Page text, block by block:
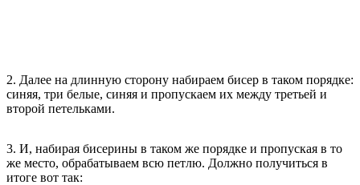
2. Далее на длинную сторону набираем бисер в таком порядке:
синяя, три белые, синяя и пропускаем их между третьей и
второй петельками.
3. И, набирая бисерины в таком же порядке и пропуская в то
же место, обрабатываем всю петлю. Должно получиться в
итоге вот так: